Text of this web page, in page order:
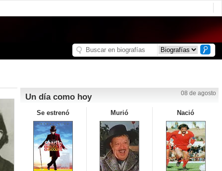
Un día como hoy 08 de agosto
Se estrenó Murió Nació